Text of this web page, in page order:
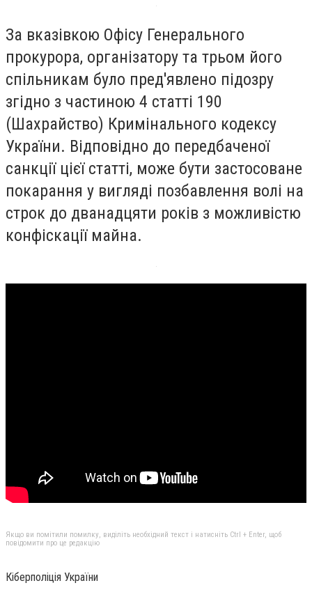
За вказівкою Офісу Генерального
прокурора, організатору та трьом його
спільникам було пред'явлено підозру
згідно з частиною 4 статті 190
(Шахрайство) Кримінального кодексу
України. Відповідно до передбаченої
санкції цієї статті, може бути застосоване
покарання у вигляді позбавлення волі на
строк до дванадцяти років з можливістю
конфіскації майна.
Якщо ви помітили помилку, виділіть необхідний текст і натисніть Ctrl + Enter, щоб
повідомити про це редакцію
Кіберполіція України